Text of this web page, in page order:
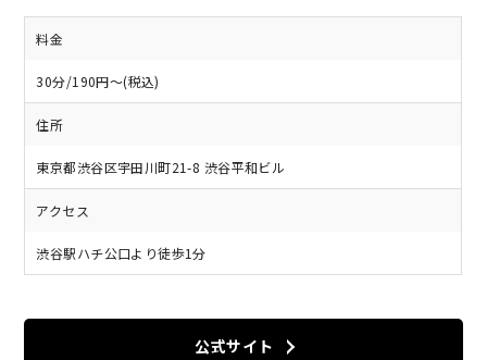
料金
30分/190円～(税込)
住所
東京都渋谷区宇田川町21-8 渋谷平和ビル
アクセス
渋谷駅ハチ公口より徒歩1分
公式サイト